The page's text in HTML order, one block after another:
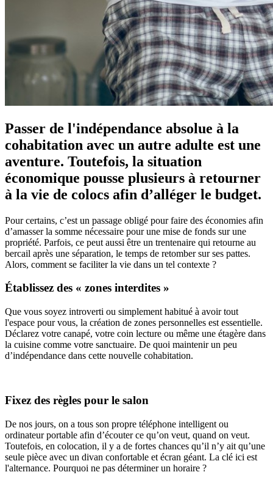
Passer de l'indépendance absolue à la
cohabitation avec un autre adulte est une
aventure. Toutefois, la situation
économique pousse plusieurs à retourner
à la vie de colocs afin d’alléger le budget.
Pour certains, c’est un passage obligé pour faire des économies afin
d’amasser la somme nécessaire pour une mise de fonds sur une
propriété. Parfois, ce peut aussi être un trentenaire qui retourne au
bercail après une séparation, le temps de retomber sur ses pattes.
Alors, comment se faciliter la vie dans un tel contexte ?
Établissez des « zones interdites »
Que vous soyez introverti ou simplement habitué à avoir tout
l'espace pour vous, la création de zones personnelles est essentielle.
Déclarez votre canapé, votre coin lecture ou même une étagère dans
la cuisine comme votre sanctuaire. De quoi maintenir un peu
d’indépendance dans cette nouvelle cohabitation.
Fixez des règles pour le salon
De nos jours, on a tous son propre téléphone intelligent ou
ordinateur portable afin d’écouter ce qu’on veut, quand on veut.
Toutefois, en colocation, il y a de fortes chances qu’il n’y ait qu’une
seule pièce avec un divan confortable et écran géant. La clé ici est
l'alternance. Pourquoi ne pas déterminer un horaire ?